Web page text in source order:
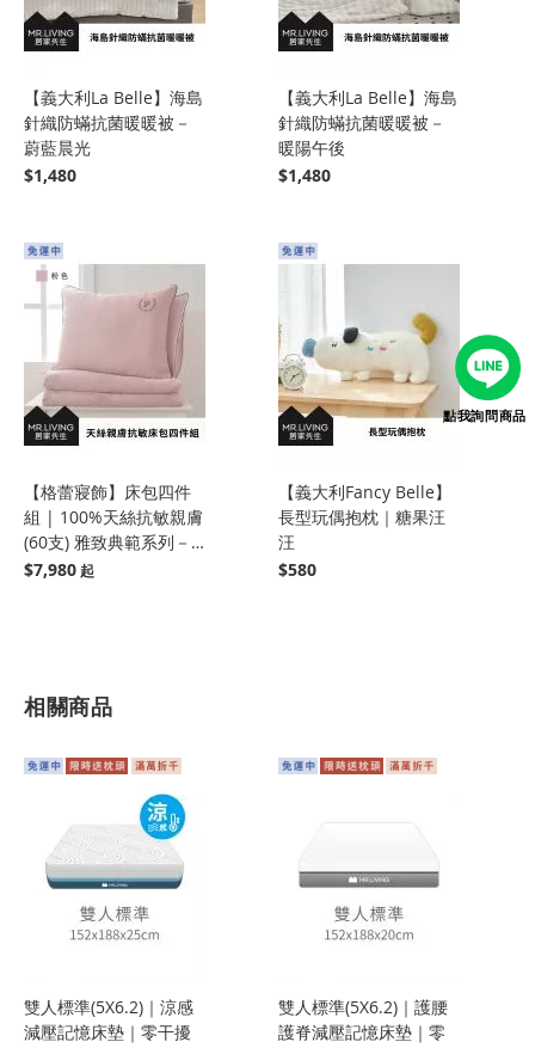
【義大利La Belle】海島
針織防蟎抗菌暖暖被－
蔚藍晨光
$1,480
【義大利La Belle】海島
針織防蟎抗菌暖暖被－
暖陽午後
$1,480
【格蕾寢飾】床包四件
組 | 100%天絲抗敏親膚
(60支) 雅致典範系列－
粉色
$7,980
【義大利Fancy Belle】
長型玩偶抱枕｜糖果汪
汪
$580
相關商品
雙人標準(5X6.2)｜涼感
減壓記憶床墊｜零干擾
雙人標準(5X6.2)｜護腰
護脊減壓記憶床墊｜零
點我詢問商品